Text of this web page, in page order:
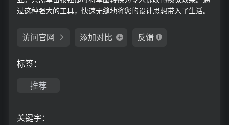
过这种强大的工具，快速无缝地将您的设计思想带入了生活。
访问官网 添加对比 反馈
标签：
推荐
关键字：